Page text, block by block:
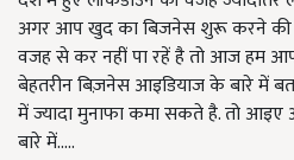
अगर आप खुद का बिजनेस शुरू करने की
वजह से कर नहीं पा रहें है तो आज
बेहतरीन बिज़नेस आइडियाज के बारे में
में ज्यादा मुनाफा कमा सकते है. तो
बारे में.....